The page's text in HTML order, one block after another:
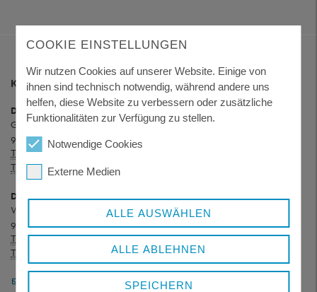
KONTAKT
Dienstgebäude Königsfeld
Grafenauer Straße 44
94078 Freyung
Telefon:
+ 49 8551 57-0
Telefax: + 49 8551 57-4507
Dienstgebäude Wolfstein
Wolfkerstraße 3
94078 Freyung
Telefon: + 49 8551 57-0
Telefax:
+ 49 8551 57-4506
Landratsamt Freyung-Grafenau
COOKIE EINSTELLUNGEN
Wir nutzen Cookies auf unserer Website. Einige von
ihnen sind technisch notwendig, während andere uns
helfen, diese Website zu verbessern oder zusätzliche
Funktionalitäten zur Verfügung zu stellen.
Notwendige Cookies
Externe Medien
ALLE AUSWÄHLEN
ALLE ABLEHNEN
SPEICHERN